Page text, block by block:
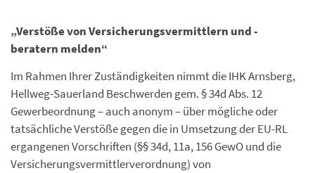
„Verstöße von Versicherungsvermittlern und -
beratern melden“
Im Rahmen Ihrer Zuständigkeiten nimmt die IHK Arnsberg,
Hellweg-Sauerland Beschwerden gem. § 34d Abs. 12
Gewerbeordnung – auch anonym – über mögliche oder
tatsächliche Verstöße gegen die in Umsetzung der EU-RL
ergangenen Vorschriften (§§ 34d, 11a, 156 GewO und die
Versicherungsvermittlerverordnung) von